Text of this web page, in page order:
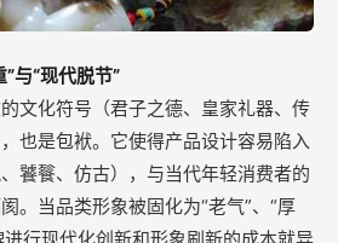
与“现代脱节”
文化符号（君子之德、皇家礼器、传
也是包袱。它使得产品设计容易陷入
饕餮、仿古），与当代年轻消费者的
。当品类形象被固化为“老气”、“厚
进行现代化创新和形象刷新的成本就异